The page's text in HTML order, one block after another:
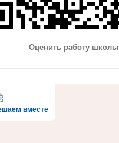
Оценить работу школы
вместе